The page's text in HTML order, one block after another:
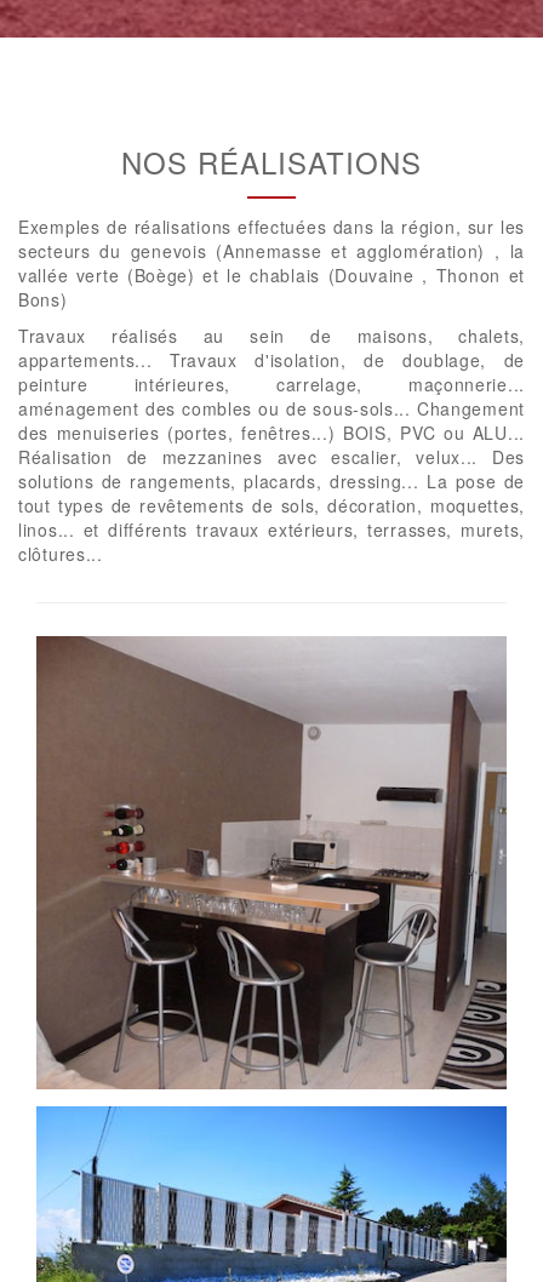
NOS RÉALISATIONS
Exemples de réalisations effectuées dans la région, sur les
secteurs du genevois (Annemasse et agglomération) , la
vallée verte (Boège) et le chablais (Douvaine , Thonon et
Bons)
Travaux réalisés au sein de maisons, chalets,
appartements... Travaux d'isolation, de doublage, de
peinture intérieures, carrelage, maçonnerie...
aménagement des combles ou de sous-sols... Changement
des menuiseries (portes, fenêtres...) BOIS, PVC ou ALU...
Réalisation de mezzanines avec escalier, velux... Des
solutions de rangements, placards, dressing... La pose de
tout types de revêtements de sols, décoration, moquettes,
linos... et différents travaux extérieurs, terrasses, murets,
clôtures...